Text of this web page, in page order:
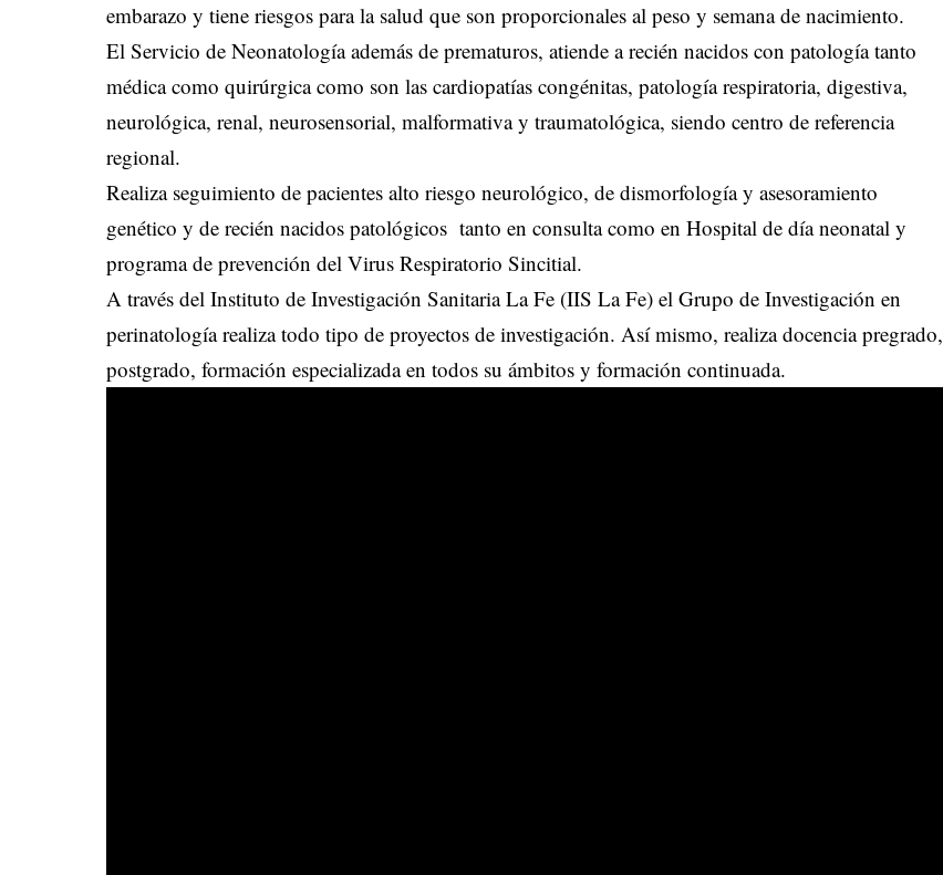
embarazo y tiene riesgos para la salud que son proporcionales al peso y semana de nacimiento.
El Servicio de Neonatología además de prematuros, atiende a recién nacidos con patología tanto
médica como quirúrgica como son las cardiopatías congénitas, patología respiratoria, digestiva,
neurológica, renal, neurosensorial, malformativa y traumatológica, siendo centro de referencia
regional.
Realiza seguimiento de pacientes alto riesgo neurológico, de dismorfología y asesoramiento
genético y de recién nacidos patológicos tanto en consulta como en Hospital de día neonatal y
programa de prevención del Virus Respiratorio Sincitial.
A través del Instituto de Investigación Sanitaria La Fe (IIS La Fe) el Grupo de Investigación en
perinatología realiza todo tipo de proyectos de investigación. Así mismo, realiza docencia pregrado,
postgrado, formación especializada en todos su ámbitos y formación continuada.